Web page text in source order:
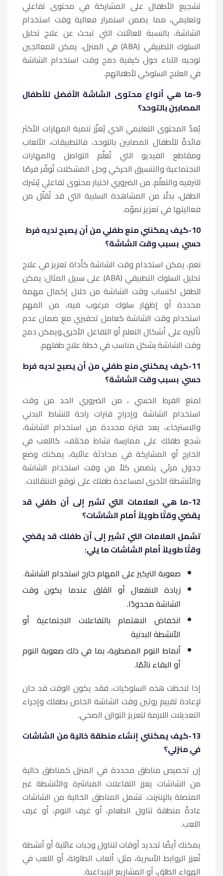
تشجيع الأطفال على المشاركة في محتوى تفاعلي
وتعليمي، مما يضمن استمرار فعالية وقت استخدام
الشاشة، بالنسبة للعائلات التي تبحث عن علاج تحليل
السلوك التطبيقي (ABA) في المنزل، يمكن للمعالجين
توجيه الآباء حول كيفية دمج وقت استخدام الشاشة
في العلاج السلوكي لأطفالهم.
9-ما هي أنواع محتوى الشاشة الأفضل للأطفال
المصابين بالتوحد؟
يُعدّ المحتوى التعليمي الذي يُعزّز تنمية المهارات الأكثر
فائدةً للأطفال المصابين بالتوحد، فالتطبيقات، الألعاب
ومقاطع الفيديو التي تُعلّم التواصل والمهارات
الاجتماعية والتنسيق الحركي وحل المشكلات تُوفّر فرصًا
للترفيه والتعلّم. من الضروري اختيار محتوى تفاعلي يُشرك
الطفل، بدلًا من المشاهدة السلبية التي قد تُقلّل من
فعاليتها في تعزيز نموّه.
10-كيف يمكنني منع طفلي من أن يصبح لديه فرط
حسي بسبب وقت الشاشة؟
نعم، يمكن استخدام وقت الشاشة كأداة تعزيز في علاج
تحليل السلوك التطبيقي (ABA). على سبيل المثال: يمكن
للطفل اكتساب وقت الشاشة من خلال إكمال مهمة
محددة أو إظهار سلوك مرغوب فيه، من المهم
استخدام وقت الشاشة كعامل تحفيزي مع ضمان عدم
تأثيره على أشكال التعلم أو التفاعل الأخرى.ويمكن دمج
وقت الشاشة بشكل مناسب في خطة علاج طفلهم.
11-كيف يمكنني منع طفلي من أن يصبح لديه فرط
حسي بسبب وقت الشاشة؟
لمنع الفرط الحسي ، من الضروري الحد من وقت
استخدام الشاشة وإدراج فترات راحة للنشاط البدني
والاسترخاء، بعد فترة محددة من استخدام الشاشة،
شجع طفلك على ممارسة نشاط مختلف، كاللعب في
الخارج أو المشاركة في محادثة عائلية، يمكنك وضع
جدول مرئي يتضمن كلاً من وقت استخدام الشاشة
والأنشطة الأخرى لمساعدة طفلك على توقع الانتقالات.
12-ما هي العلامات التي تشير إلى أن طفلي قد
يقضي وقتًا طويلاً أمام الشاشات؟
تشمل العلامات التي تشير إلى أن طفلك قد يقضي
وقتًا طويلاً أمام الشاشات ما يلي:
صعوبة التركيز على المهام خارج استخدام الشاشة.
زيادة الانفعال أو القلق عندما يكون وقت
الشاشة محدودًا.
انخفاض الاهتمام بالتفاعلات الاجتماعية أو
الأنشطة البدنية
أنماط النوم المضطربة، بما في ذلك صعوبة النوم
أو البقاء نائمًا.
إذا لاحظت هذه السلوكيات، فقد يكون الوقت قد حان
لإعادة تقييم روتين وقت الشاشة الخاص بطفلك وإجراء
التعديلات اللازمة لتعزيز التوازن الصحي.
13-كيف يمكنني إنشاء منطقة خالية من الشاشات
في منزلي؟
إن تخصيص مناطق محددة في المنزل كمناطق خالية
من الشاشات يعزز التفاعلات المباشرة والأنشطة غير
المتصلة بالإنترنت. تشمل المناطق الخالية من الشاشات
عادةً منطقة تناول الطعام، أو غرف النوم، أو غرف
اللعب.
يمكنك أيضًا تحديد أوقات لتناول وجبات عائلية أو أنشطة
تُعزز الروابط الأسرية، مثل: ألعاب الطاولة، أو اللعب في
الهواء الطلق، أو المشاريع الإبداعية.